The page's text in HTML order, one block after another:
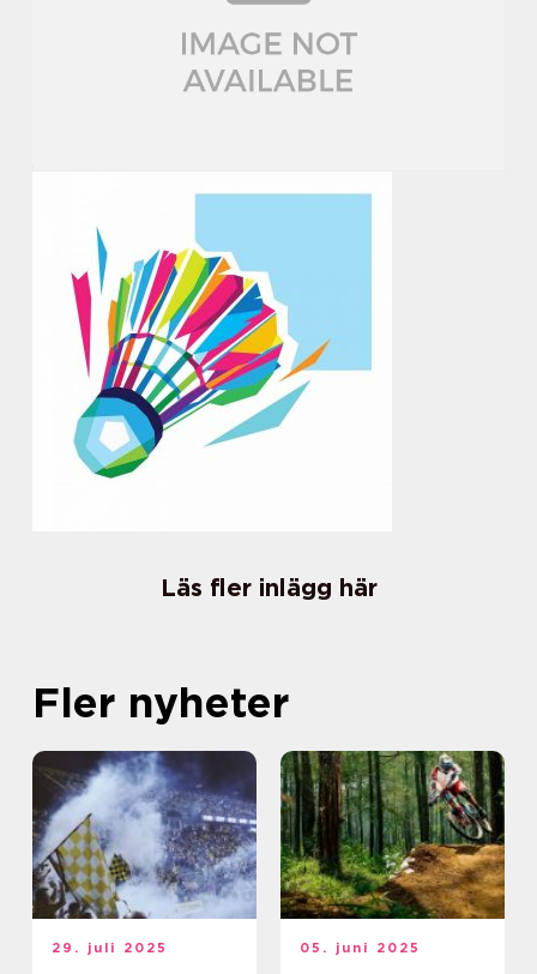
Läs fler inlägg här
Fler nyheter
29. juli 2025 05. juni 2025